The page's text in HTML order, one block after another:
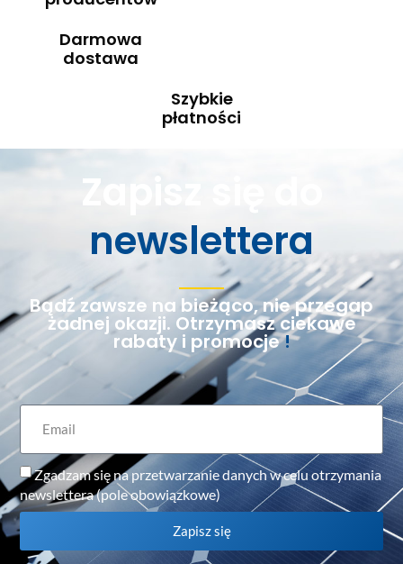
Darmowa
dostawa
Szybkie
płatności
Zapisz się do
newslettera
Bądź zawsze na bieżąco, nie przegap
żadnej okazji. Otrzymasz ciekawe
rabaty i promocje!
Zgadzam się na przetwarzanie danych w celu otrzymania
newslettera (pole obowiązkowe)
Zapisz się